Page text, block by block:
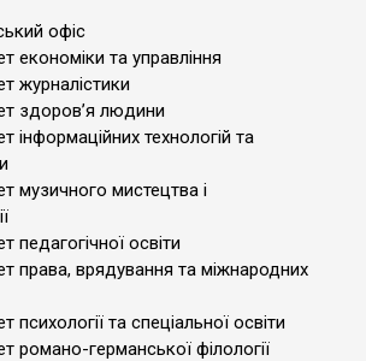
офіс
економіки та управління
журналістики
здоров’я людини
інформаційних технологій та
музичного мистецтва і
педагогічної освіти
права, врядування та міжнародних
психології та спеціальної освіти
романо-германської філології